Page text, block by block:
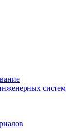
систем